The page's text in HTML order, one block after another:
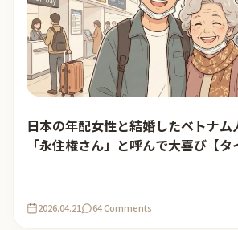
日本の年配女性と結婚したベトナム
「永住権さん」と呼んで大喜び【タ
2026.04.21 64 Comments